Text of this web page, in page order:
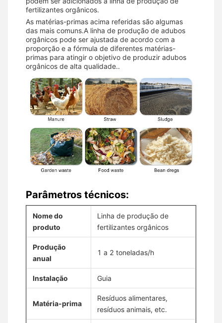
fertilizantes orgânicos.
As matérias-primas acima referidas são algumas
das mais comuns.A linha de produção de adubos
orgânicos pode ser ajustada de acordo com a
proporção e a fórmula de diferentes matérias-
primas para atingir o objetivo de produzir adubos
orgânicos de alta qualidade..
Parâmetros técnicos:
Nome do
produto
Linha de produção de
fertilizantes orgânicos
Produção
anual
1 a 2 toneladas/h
Instalação Guia
Matéria-prima
Resíduos alimentares,
resíduos animais, etc.